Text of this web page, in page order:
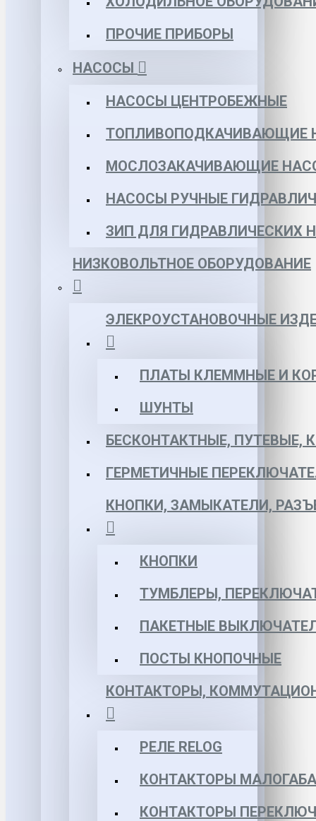
ПРОЧИЕ ПРИБОРЫ
НАСОСЫ
НАСОСЫ ЦЕНТРОБЕЖНЫЕ
ТОПЛИВОПОДКАЧИВАЮЩИЕ
МОСЛОЗАКАЧИВАЮЩИЕ
НАСОСЫ РУЧНЫЕ
ЗИП ДЛЯ ГИДРАВЛИЧЕСКИХ
НИЗКОВОЛЬТНОЕ ОБОРУДОВАНИЕ
ЭЛЕКРОУСТАНОВОЧНЫЕ
ПЛАТЫ КЛЕММНЫЕ И
ШУНТЫ
БЕСКОНТАКТНЫЕ, ПУТЕВЫЕ,
ГЕРМЕТИЧНЫЕ
КНОПКИ, ЗАМЫКАТЕЛИ,
КНОПКИ
ТУМБЛЕРЫ,
ПАКЕТНЫЕ
ПОСТЫ КНОПОЧНЫЕ
КОНТАКТОРЫ,
РЕЛЕ RELOG
КОНТАКТОРЫ
КОНТАКТОРЫ